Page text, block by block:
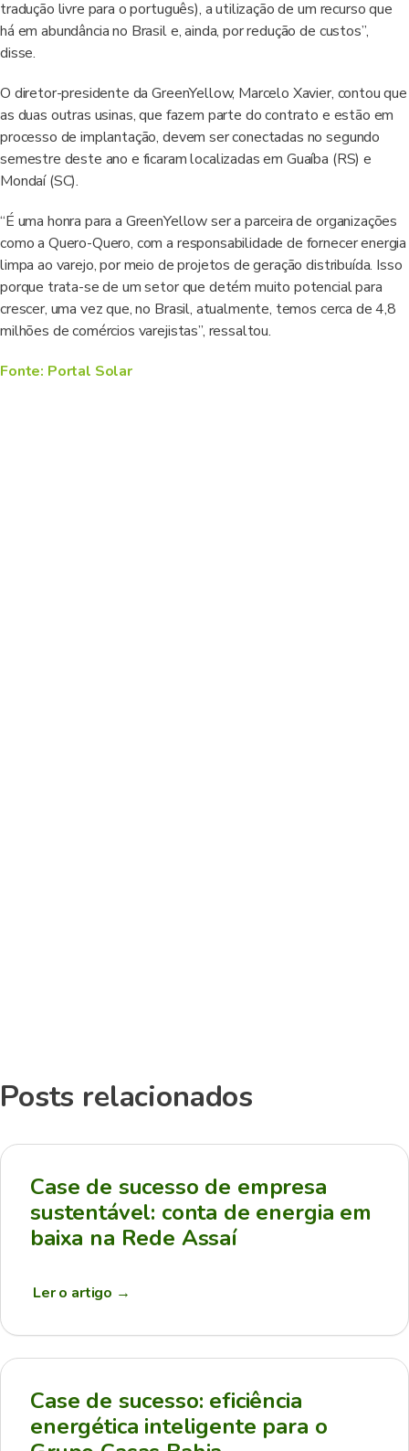
tradução livre para o português), a utilização de um recurso que
há em abundância no Brasil e, ainda, por redução de custos”,
disse.
O diretor-presidente da GreenYellow, Marcelo Xavier, contou que
as duas outras usinas, que fazem parte do contrato e estão em
processo de implantação, devem ser conectadas no segundo
semestre deste ano e ficaram localizadas em Guaíba (RS) e
Mondaí (SC).
“É uma honra para a GreenYellow ser a parceira de organizações
como a Quero-Quero, com a responsabilidade de fornecer energia
limpa ao varejo, por meio de projetos de geração distribuída. Isso
porque trata-se de um setor que detém muito potencial para
crescer, uma vez que, no Brasil, atualmente, temos cerca de 4,8
milhões de comércios varejistas”, ressaltou.
Fonte: Portal Solar
Posts relacionados
Case de sucesso de empresa
sustentável: conta de energia em
baixa na Rede Assaí
Ler o artigo →
Case de sucesso: eficiência
energética inteligente para o